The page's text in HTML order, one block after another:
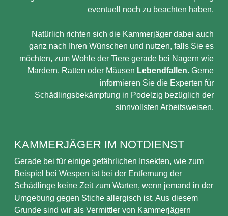
eventuell noch zu beachten haben.
Natürlich richten sich die Kammerjäger dabei auch
ganz nach Ihren Wünschen und nutzen, falls Sie es
möchten, zum Wohle der Tiere gerade bei Nagern wie
Mardern, Ratten oder Mäusen Lebendfallen. Gerne
informieren Sie die Experten für
Schädlingsbekämpfung in Podelzig bezüglich der
sinnvollsten Arbeitsweisen.
KAMMERJÄGER IM NOTDIENST
Gerade bei für einige gefährlichen Insekten, wie zum
Beispiel bei Wespen ist bei der Entfernung der
Schädlinge keine Zeit zum Warten, wenn jemand in der
Umgebung gegen Stiche allergisch ist. Aus diesem
Grunde sind wir als Vermittler von Kammerjägern